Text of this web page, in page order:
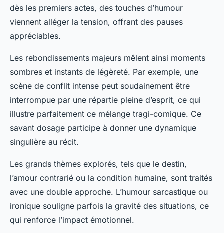
dès les premiers actes, des touches d’humour
viennent alléger la tension, offrant des pauses
appréciables.
Les rebondissements majeurs mêlent ainsi moments
sombres et instants de légèreté. Par exemple, une
scène de conflit intense peut soudainement être
interrompue par une répartie pleine d’esprit, ce qui
illustre parfaitement ce mélange tragi-comique. Ce
savant dosage participe à donner une dynamique
singulière au récit.
Les grands thèmes explorés, tels que le destin,
l’amour contrarié ou la condition humaine, sont traités
avec une double approche. L’humour sarcastique ou
ironique souligne parfois la gravité des situations, ce
qui renforce l’impact émotionnel.